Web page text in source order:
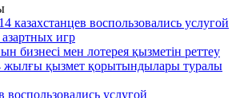
воспользовались услугой
игр
бизнесі мен лотерея қызметін реттеу
жылғы қызмет қорытындылары туралы
воспользовались услугой